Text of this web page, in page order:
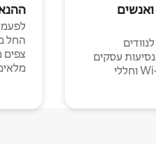
ואנשים
עסקים
עם חיבור לרשת Wi-Fi וחללי
החל
צפים